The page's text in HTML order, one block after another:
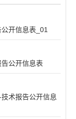
开信息表_01
公开信息表
术报告公开信息